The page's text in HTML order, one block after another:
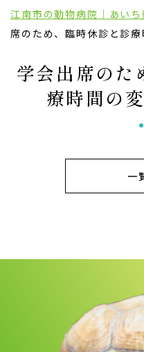
江南市の動物病院｜あい
席のため、臨時休診と診
学会出席のた
療時間の
一